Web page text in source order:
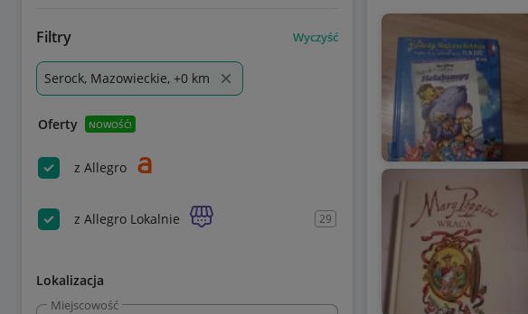
Filtry Wyczyść
Serock, Mazowieckie, +0 km
Oferty NOWOŚĆ!
z Allegro
z Allegro Lokalnie 29
Lokalizacja
Miejscowość